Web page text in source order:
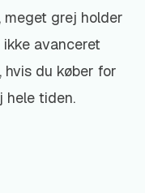
meget grej holder
avanceret
hvis du køber for
hele tiden.